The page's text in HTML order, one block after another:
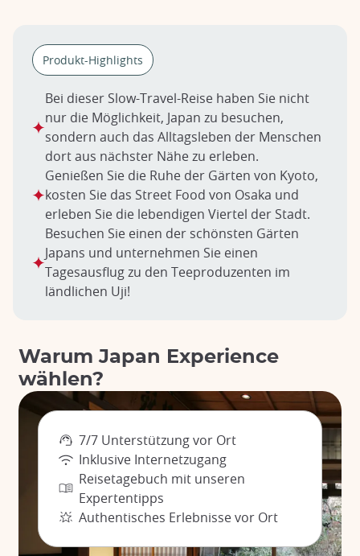
Produkt-Highlights
Bei dieser Slow-Travel-Reise haben Sie nicht
nur die Möglichkeit, Japan zu besuchen,
sondern auch das Alltagsleben der Menschen
dort aus nächster Nähe zu erleben.
Genießen Sie die Ruhe der Gärten von Kyoto,
kosten Sie das Street Food von Osaka und
erleben Sie die lebendigen Viertel der Stadt.
Besuchen Sie einen der schönsten Gärten
Japans und unternehmen Sie einen
Tagesausflug zu den Teeproduzenten im
ländlichen Uji!
Warum Japan Experience
wählen?
7/7 Unterstützung vor Ort
Inklusive Internetzugang
Reisetagebuch mit unseren
Expertentipps
Authentisches Erlebnisse vor Ort